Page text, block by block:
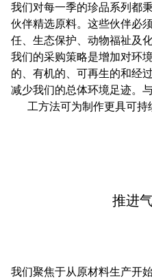
我们对每一季的珍品系列都
伙伴精选原料。这些伙伴必
任、生态保护、动物福祉及
我们的采购策略是增加对环
的、有机的、可再生的和经
减少我们的总体环境足迹。
工方法可为制作更具可持
推进
我们聚焦于从原材料生产开